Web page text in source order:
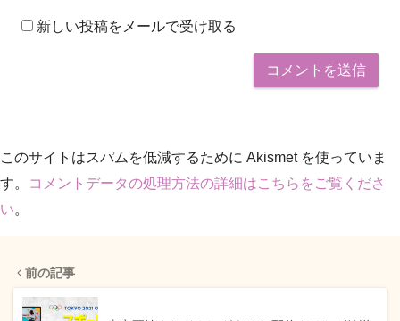
新しい投稿をメールで受け取る
このサイトはスパムを低減するために Akismet を使っていま
す。
コメントデータの処理方法の詳細はこちらをご覧くださ
い。
前の記事